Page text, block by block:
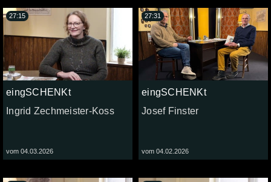
eingSCHENKt
Ingrid Zechmeister-Koss
vom 04.03.2026
27:15
eingSCHENKt
Josef Finster
vom 04.02.2026
27:31